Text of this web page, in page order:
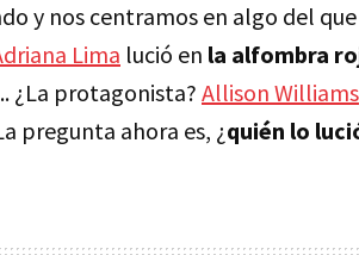
y nos centramos en algo del
Lima lució en la alfombra
¿La protagonista? Allison Williams
pregunta ahora es, ¿quién lo